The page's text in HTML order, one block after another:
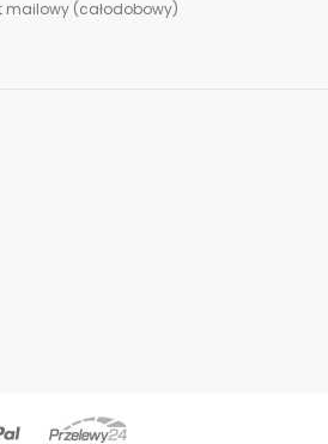
mailowy (całodobowy)